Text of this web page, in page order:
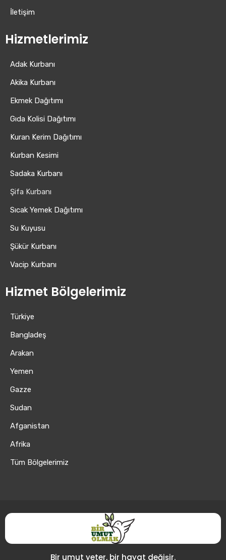
İletişim
Hizmetlerimiz
Adak Kurbanı
Akika Kurbanı
Ekmek Dağıtımı
Gıda Kolisi Dağıtımı
Kuran Kerim Dağıtımı
Kurban Kesimi
Sadaka Kurbanı
Şifa Kurbanı
Sıcak Yemek Dağıtımı
Su Kuyusu
Şükür Kurbanı
Vacip Kurbanı
Hizmet Bölgelerimiz
Türkiye
Bangladeş
Arakan
Yemen
Gazze
Sudan
Afganistan
Afrika
Tüm Bölgelerimiz
Bir umut yeter, bir hayat değişir.